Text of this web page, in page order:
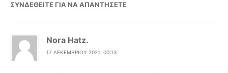
ΣΥΝΔΕΘΕΊΤΕ ΓΙΑ ΝΑ ΑΠΑΝΤΉΣΕΤΕ
Nora Hatz.
17 ΔΕΚΕΜΒΡΊΟΥ 2021, 00:13